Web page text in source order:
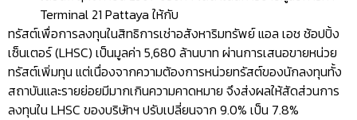
Terminal 21 Pattaya ให้กับ
ทรัสต์เพื่อการลงทุนในสิทธิการเช่าอสังหาริมทรัพย์ แอล เอช ช้อปปิ้ง
เซ็นเตอร์ (LHSC) เป็นมูลค่า 5,680 ล้านบาท ผ่านการเสนอขายหน่วย
ทรัสต์เพิ่มทุน แต่เนื่องจากความต้องการหน่วยทรัสต์ของนักลงทุนทั้ง
สถาบันและรายย่อยมีมากเกินความคาดหมาย จึงส่งผลให้สัดส่วนการ
ลงทุนใน LHSC ของบริษัทฯ ปรับเปลี่ยนจาก 9.0% เป็น 7.8%